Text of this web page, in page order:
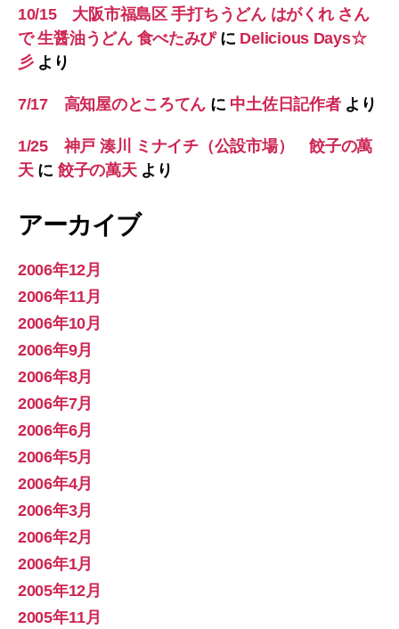
10/15 大阪市福島区 手打ちうどん はがくれ さん
で 生醤油うどん 食べたみぴに Delicious Days☆
彡より
7/17 高知屋のところてん に 中土佐日記作者より
1/25 神戸 湊川 ミナイチ（公設市場） 餃子の萬
天に 餃子の萬天より
アーカイブ
2006年12月
2006年11月
2006年10月
2006年9月
2006年8月
2006年7月
2006年6月
2006年5月
2006年4月
2006年3月
2006年2月
2006年1月
2005年12月
2005年11月